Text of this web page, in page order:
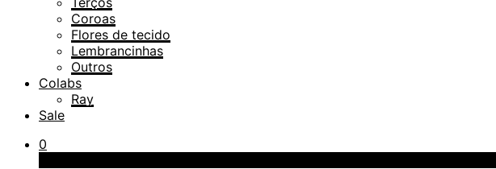
Coroas
Flores de tecido
Lembrancinhas
Outros
Colabs
Ray
Sale
0